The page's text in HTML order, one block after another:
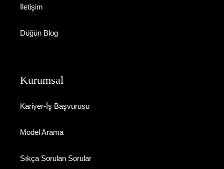
İletişim
Düğün Blog
Kurumsal
Kariyer-İş Başvurusu
Model Arama
Sıkça Sorulan Sorular